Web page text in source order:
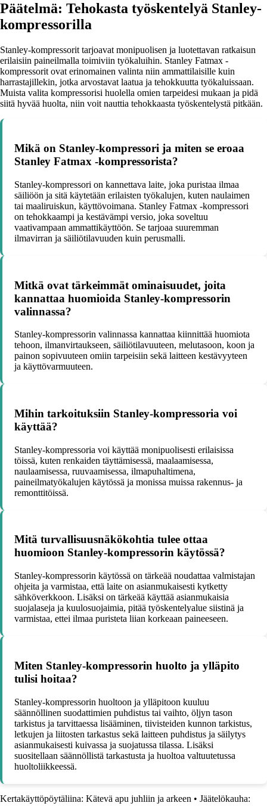
Päätelmä: Tehokasta työskentelyä Stanley-
kompressorilla
Stanley-kompressorit tarjoavat monipuolisen ja luotettavan ratkaisun
erilaisiin paineilmalla toimiviin työkaluihin. Stanley Fatmax -
kompressorit ovat erinomainen valinta niin ammattilaisille kuin
harrastajillekin, jotka arvostavat laatua ja tehokkuutta työkaluissaan.
Muista valita kompressorisi huolella omien tarpeidesi mukaan ja pidä
siitä hyvää huolta, niin voit nauttia tehokkaasta työskentelystä pitkään.
Mikä on Stanley-kompressori ja miten se eroaa
Stanley Fatmax -kompressorista?
Stanley-kompressori on kannettava laite, joka puristaa ilmaa
säiliöön ja sitä käytetään erilaisten työkalujen, kuten naulaimen
tai maaliruiskun, käyttövoimana. Stanley Fatmax -kompressori
on tehokkaampi ja kestävämpi versio, joka soveltuu
vaativampaan ammattikäyttöön. Se tarjoaa suuremman
ilmavirran ja säiliötilavuuden kuin perusmalli.
Mitkä ovat tärkeimmät ominaisuudet, joita
kannattaa huomioida Stanley-kompressorin
valinnassa?
Stanley-kompressorin valinnassa kannattaa kiinnittää huomiota
tehoon, ilmanvirtaukseen, säiliötilavuuteen, melutasoon, koon ja
painon sopivuuteen omiin tarpeisiin sekä laitteen kestävyyteen
ja käyttövarmuuteen.
Mihin tarkoituksiin Stanley-kompressoria voi
käyttää?
Stanley-kompressoria voi käyttää monipuolisesti erilaisissa
töissä, kuten renkaiden täyttämisessä, maalaamisessa,
naulaamisessa, ruuvaamisessa, ilmapuhaltimena,
paineilmatyökalujen käytössä ja monissa muissa rakennus- ja
remonttitöissä.
Mitä turvallisuusnäkökohtia tulee ottaa
huomioon Stanley-kompressorin käytössä?
Stanley-kompressorin käytössä on tärkeää noudattaa valmistajan
ohjeita ja varmistaa, että laite on asianmukaisesti kytketty
sähköverkkoon. Lisäksi on tärkeää käyttää asianmukaisia
suojalaseja ja kuulosuojaimia, pitää työskentelyalue siistinä ja
varmistaa, ettei ilmaa puristeta liian korkeaan paineeseen.
Miten Stanley-kompressorin huolto ja ylläpito
tulisi hoitaa?
Stanley-kompressorin huoltoon ja ylläpitoon kuuluu
säännöllinen suodattimien puhdistus tai vaihto, öljyn tason
tarkistus ja tarvittaessa lisääminen, tiivisteiden kunnon tarkistus,
letkujen ja liitosten tarkastus sekä laitteen puhdistus ja säilytys
asianmukaisesti kuivassa ja suojatussa tilassa. Lisäksi
suositellaan säännöllistä tarkastusta ja huoltoa valtuutetussa
huoltoliikkeessä.
Kertakäyttöpöytäliina: Kätevä apu juhliin ja arkeen • Jäätelökauha: